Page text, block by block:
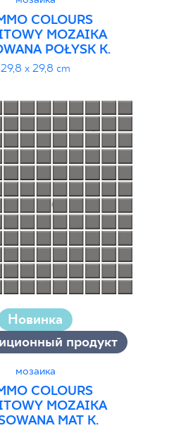
COLOURS
MOZAIKA
POŁYSK K.
29,8 x 29,8 cm
Новинка
продукт
мозаика
COLOURS
MOZAIKA
MAT K.